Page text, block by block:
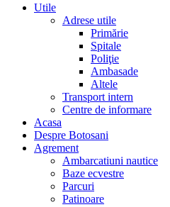
Utile
Adrese utile
Primărie
Spitale
Poliţie
Ambasade
Altele
Transport intern
Centre de informare
Acasa
Despre Botosani
Agrement
Ambarcatiuni nautice
Baze ecvestre
Parcuri
Patinoare